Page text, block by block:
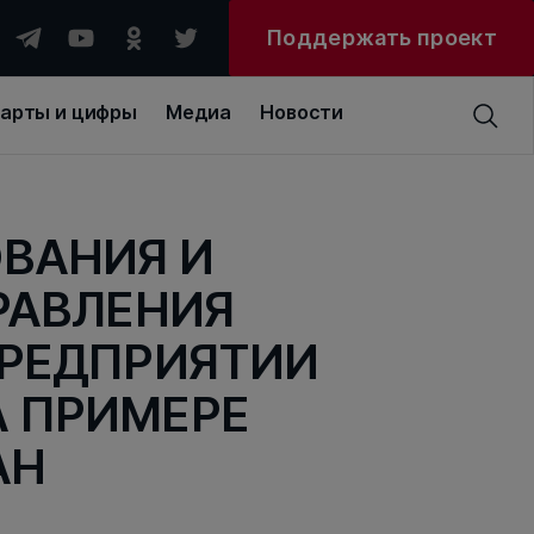
Поддержать проект
и цифры Медиа Новости
И
ПРИМЕРЕ